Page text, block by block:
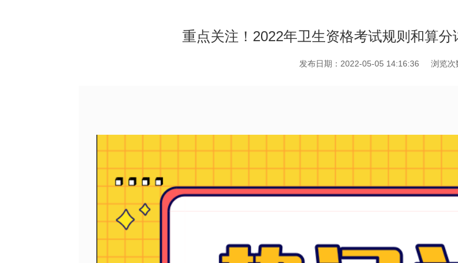
重点关注！2022年卫生资格考试规则和算分
发布日期：2022-05-05 14:16:36 浏览次